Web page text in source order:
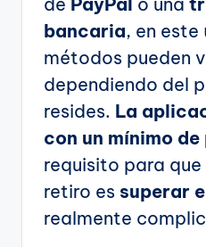
bancaria, en
métodos pueden
dependiendo del
resides. La
con un mínimo de
requisito para que
retiro es superar
realmente